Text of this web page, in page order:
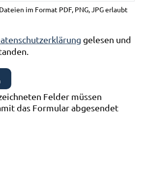
im Format PDF, PNG, JPG erlaubt
gelesen und
Felder müssen
das Formular abgesendet